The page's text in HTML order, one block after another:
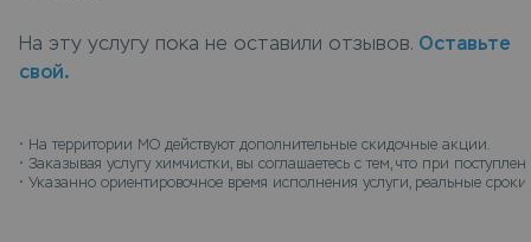
любых загрязнений и подберут оптимальную
технологию для стирки учитывая все особенности
закажите химчистку с доставкой на дом, курьер
заберет вещи и доставит их чистыми.
На эту услугу пока не оставили отзывов. Оставьте
свой.
• На территории МО действуют дополнительные скидочные акции.
• Заказывая услугу химчистки, вы соглашаетесь с тем, что при
• Указанно ориентировочное время исполнения услуги, реальные сроки